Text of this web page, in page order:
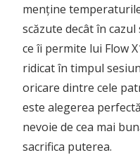
menține
scăzute decât în
ce îi permite lui Flow
ridicat în timpul
oricare dintre cele
este alegerea
nevoie de cea mai
sacrifica puterea.